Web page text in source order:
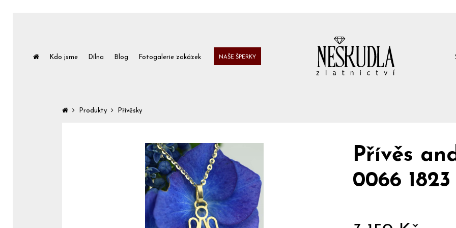
Kdo jsme Dílna Blog Fotogalerie zakázek NAŠE ŠPERKY
Produkty Přívěsky
Přívěs
0066 1823